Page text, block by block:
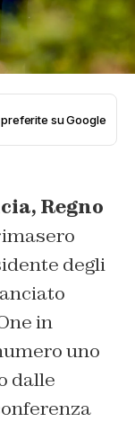
su Google
Regno
degli
in
uno
dalle